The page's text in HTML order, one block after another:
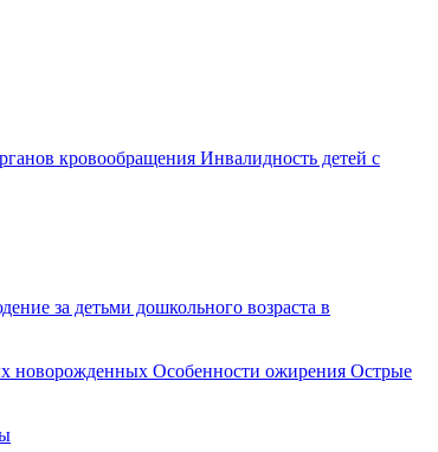
кровообращения Инвалидность детей с
за детьми дошкольного возраста в
новорожденных Особенности ожирения Острые